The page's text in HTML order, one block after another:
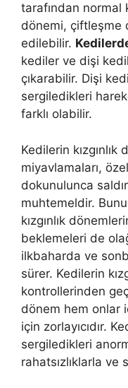
tarafından normal
dönemi, çiftleşme
edilebilir.
kediler ve dişi
çıkarabilir. Dişi
sergiledikleri
farklı olabilir.
Kedilerin kızgınlık
miyavlamaları,
dokunulunca
muhtemeldir.
kızgınlık
beklemeleri de
ilkbaharda ve
sürer. Kedilerin
kontrollerinden
dönem hem onlar
için zorlayıcıdır.
sergiledikleri
rahatsızlıklarla ve